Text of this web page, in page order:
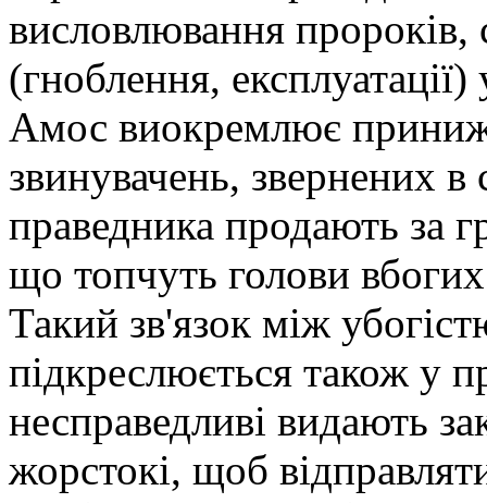
висловлювання
(гноблення,
Амос виокремлює
звинувачень, звернених
праведника продають за
що топчуть голови
Такий зв'язок між
підкреслюється також у
несправедливі видають
жорстокі, щоб